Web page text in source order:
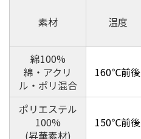
素材 温度
綿100%
綿・アクリ
ル・ポリ混合
160℃前後
ポリエステル
100%
(昇華素材)
150℃前後